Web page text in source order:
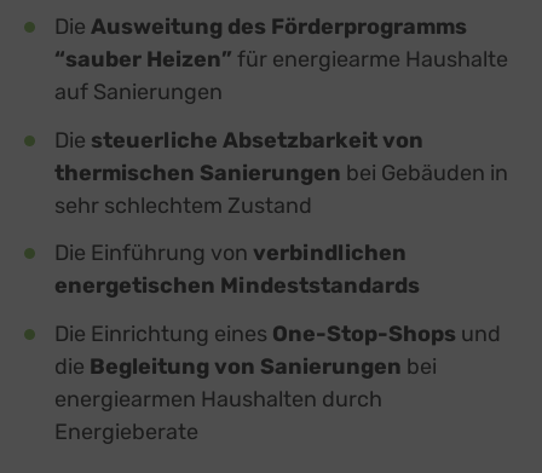
Die Ausweitung des Förderprogramms
“sauber Heizen” für energiearme Haushalte
auf Sanierungen
Die steuerliche Absetzbarkeit von
thermischen Sanierungen bei Gebäuden in
sehr schlechtem Zustand
Die Einführung von verbindlichen
energetischen Mindeststandards
Die Einrichtung eines One-Stop-Shops und
die Begleitung von Sanierungen bei
energiearmen Haushalten durch
Energieberate